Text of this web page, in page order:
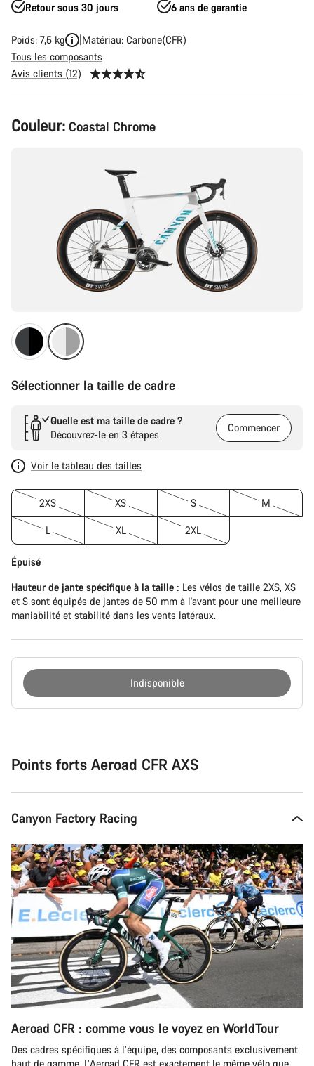
Retour sous 30 jours 6 ans de garantie
Poids: 7,5 kg
Matériau: Carbone(CFR)
Tous les composants
Avis clients (12)
Configuration
du
Couleur: Coastal Chrome
Sélectionner la taille de cadre
Quelle est ma taille de cadre ?
Découvrez-le en 3 étapes
Commencer
Voir le tableau des tailles
2XS XS S M
L XL 2XL
Épuisé
Hauteur de jante spécifique à la taille : Les vélos de taille 2XS, XS
et S sont équipés de jantes de 50 mm à l'avant pour une meilleure
maniabilité et stabilité dans les vents latéraux.
Indisponible
Points forts Aeroad CFR AXS
Canyon Factory Racing
Aeroad CFR : comme vous le voyez en WorldTour
Des cadres spécifiques à l’équipe, des composants exclusivement